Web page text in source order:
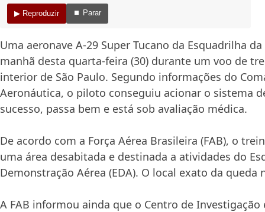
▶ Reproduzir ⏹ Parar
Uma aeronave A-29 Super Tucano da Esquadrilha
manhã desta quarta-feira (30) durante um voo de
interior de São Paulo. Segundo informações do
Aeronáutica, o piloto conseguiu acionar o sistema
sucesso, passa bem e está sob avaliação médica.
De acordo com a Força Aérea Brasileira (FAB), o
uma área desabitada e destinada a atividades do
Demonstração Aérea (EDA). O local exato da queda
A FAB informou ainda que o Centro de Investigação